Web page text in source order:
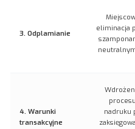
3. Odplamianie
eliminacja
4. Warunki
transakcyjne
procesu
nadruku